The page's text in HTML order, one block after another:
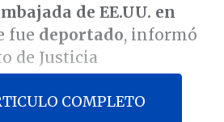
de EE.UU. en
fue deportado, informó
de Justicia
COMPLETO